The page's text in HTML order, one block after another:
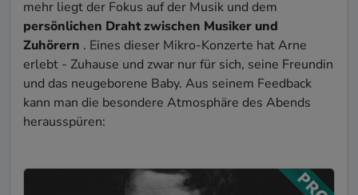
mehr liegt der Fokus auf der Musik und dem
persönlichen Draht zwischen Musiker und
Zuhörern . Eines dieser Mikro-Konzerte hat Arne
erlebt - Zuhause und zwar nur für sich, seine Freundin
und das neugeborene Baby. Aus seinem Feedback
kann man die besondere Atmosphäre des Abends
herausspüren: